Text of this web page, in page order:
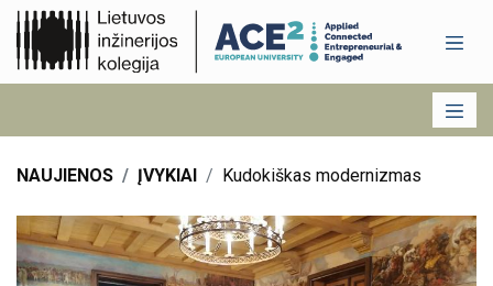
NAUJIENOS ĮVYKIAI Kudokiškas modernizmas